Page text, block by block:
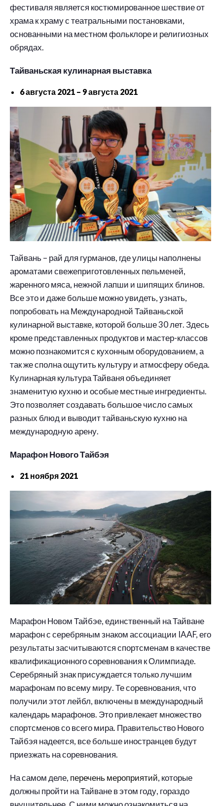
фестиваля является костюмированное шествие от
храма к храму с театральными постановками,
основанными на местном фольклоре и религиозных
обрядах.
Тайваньская кулинарная выставка
6 августа 2021 – 9 августа 2021
Тайвань – рай для гурманов, где улицы наполнены
ароматами свежеприготовленных пельменей,
жаренного мяса, нежной лапши и шипящих блинов.
Все это и даже больше можно увидеть, узнать,
попробовать на Международной Тайваньской
кулинарной выставке, которой больше 30 лет. Здесь
кроме представленных продуктов и мастер-классов
можно познакомится с кухонным оборудованием, а
так же сполна ощутить культуру и атмосферу обеда.
Кулинарная культура Тайваня объединяет
знаменитую кухню и особые местные ингредиенты.
Это позволяет создавать большое число самых
разных блюд и выводит тайваньскую кухню на
международную арену.
Марафон Нового Тайбэя
21 ноября 2021
Марафон Новом Тайбэе, единственный на Тайване
марафон с серебряным знаком ассоциации IAAF, его
результаты засчитываются спортсменам в качестве
квалификационного соревнования к Олимпиаде.
Серебряный знак присуждается только лучшим
марафонам по всему миру. Те соревнования, что
получили этот лейбл, включены в международный
календарь марафонов. Это привлекает множество
спортсменов со всего мира. Правительство Нового
Тайбэя надеется, все больше иностранцев будут
приезжать на соревнования.
На самом деле, перечень мероприятий, которые
должны пройти на Тайване в этом году, гораздо